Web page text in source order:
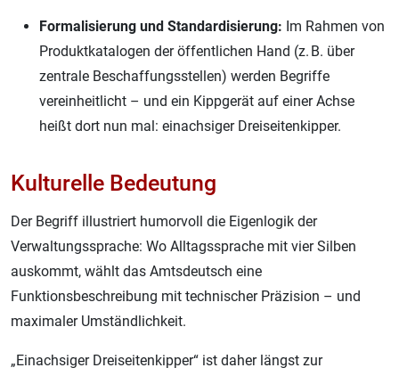
Formalisierung und Standardisierung: Im Rahmen von
Produktkatalogen der öffentlichen Hand (z. B. über
zentrale Beschaffungsstellen) werden Begriffe
vereinheitlicht – und ein Kippgerät auf einer Achse
heißt dort nun mal: einachsiger Dreiseitenkipper.
Kulturelle Bedeutung
Der Begriff illustriert humorvoll die Eigenlogik der
Verwaltungssprache: Wo Alltagssprache mit vier Silben
auskommt, wählt das Amtsdeutsch eine
Funktionsbeschreibung mit technischer Präzision – und
maximaler Umständlichkeit.
„Einachsiger Dreiseitenkipper“ ist daher längst zur